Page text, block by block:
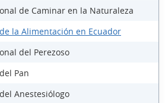
de Caminar en la Naturaleza
la Alimentación en Ecuador
del Perezoso
Pan
Anestesiólogo